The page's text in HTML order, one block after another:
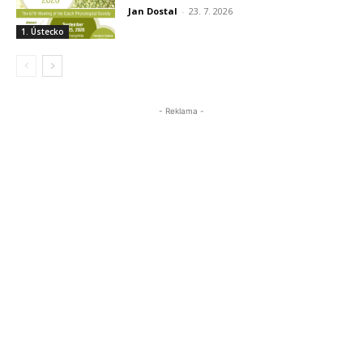
1. Ústecko
Jan Dostal - 23. 7. 2026
- Reklama -